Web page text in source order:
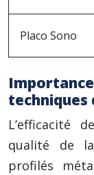
Placo Sono
techniques
L’efficacité
qualité de
profilés